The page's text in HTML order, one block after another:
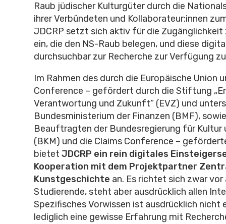
Raub jüdischer Kulturgüter durch die
ihrer Verbündeten und Kollaborateur:innen
JDCRP setzt sich aktiv für die Zugänglichkeit
ein, die den NS-Raub belegen, und diese
durchsuchbar zur Recherche zur Verfügung
Im Rahmen des durch die Europäische Union
Conference – gefördert durch die Stiftung
Verantwortung und Zukunft“ (EVZ) und
Bundesministerium der Finanzen (BMF),
Beauftragten der Bundesregierung für Kultur
(BKM) und die Claims Conference –
bietet JDCRP ein rein digitales
Kooperation mit dem Projektpartner
Kunstgeschichte an. Es richtet sich zwar vor
Studierende, steht aber ausdrücklich allen
Spezifisches Vorwissen ist ausdrücklich nicht
lediglich eine gewisse Erfahrung mit